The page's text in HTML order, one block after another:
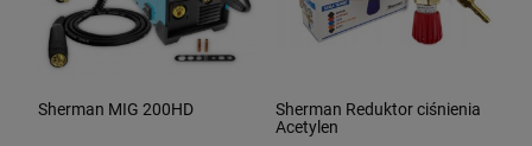
Sherman MIG 200HD
Sherman Reduktor ciśnienia
Acetylen